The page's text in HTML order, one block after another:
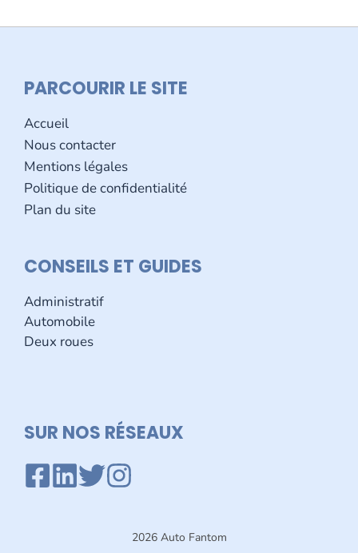
PARCOURIR LE SITE
Accueil
Nous contacter
Mentions légales
Politique de confidentialité
Plan du site
CONSEILS ET GUIDES
Administratif
Automobile
Deux roues
SUR NOS RÉSEAUX
2026 Auto Fantom